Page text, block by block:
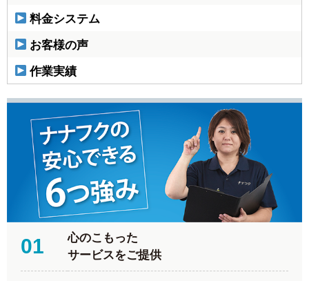
料金システム
お客様の声
作業実績
01
心のこもった
サービスをご提供